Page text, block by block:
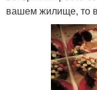
вашем жилище, то